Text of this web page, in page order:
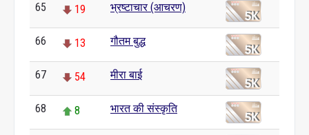
65 19 भ्रष्टाचार (आचरण)
66 13 गौतम बुद्ध
67 54 मीरा बाई
68 8 भारत की संस्कृति